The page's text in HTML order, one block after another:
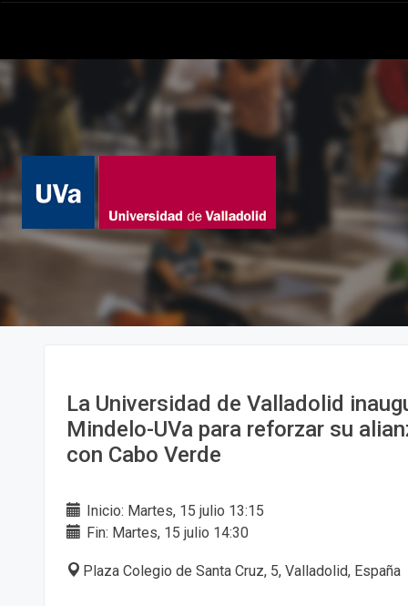
La Universidad de Valladolid
Mindelo-UVa para reforzar su
con Cabo Verde
Inicio: Martes, 15 julio 13:15
Fin: Martes, 15 julio 14:30
Plaza Colegio de Santa Cruz, 5, Valladolid, España